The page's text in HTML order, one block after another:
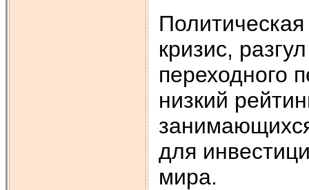
кризис,
переходного
низкий
для
мира.